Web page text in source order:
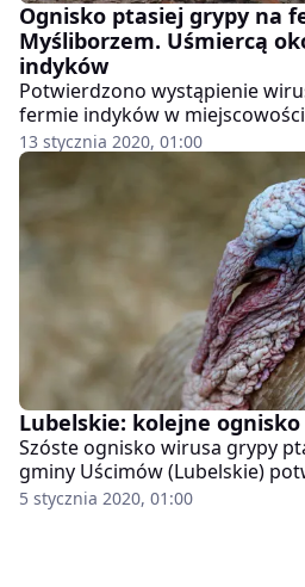
Ognisko ptasiej grypy na
Myśliborzem. Uśmiercą
indyków
Potwierdzono wystąpienie
fermie indyków w miejscowości
Myśliborza, w województwie
Powiatowy lekarz weterynarii
zagazowaniu całej hodowli
13 stycznia 2020, 01:00
Lubelskie: kolejne
Szóste ognisko wirusa grypy
gminy Uścimów (Lubelskie)
gospodarstwie hodującym
5 stycznia 2020, 01:00